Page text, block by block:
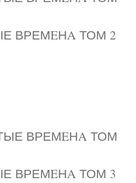
ВРЕМEНA ТОМ 2
ВРЕМEНA ТОМ 3